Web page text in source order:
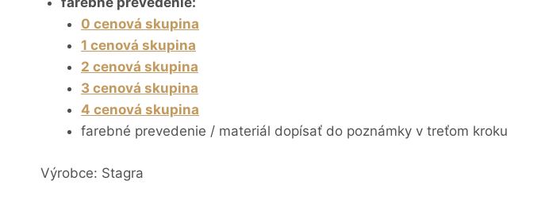
0 cenová skupina
1 cenová skupina
2 cenová skupina
3 cenová skupina
4 cenová skupina
farebné prevedenie / materiál dopísať do poznámky v treťom kroku
Výrobce: Stagra